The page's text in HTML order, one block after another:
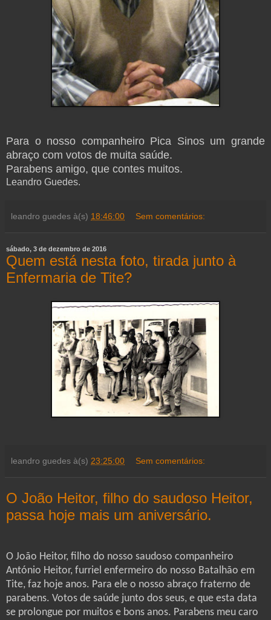
Para o nosso companheiro Pica Sinos um grande
abraço com votos de muita saúde.
Parabens amigo, que contes muitos.
Leandro Guedes.
leandro guedes à(s) 18:46:00 Sem comentários:
sábado, 3 de dezembro de 2016
Quem está nesta foto, tirada junto à
Enfermaria de Tite?
leandro guedes à(s) 23:25:00 Sem comentários:
O João Heitor, filho do saudoso Heitor,
passa hoje mais um aniversário.
O João Heitor, filho do nosso saudoso companheiro
António Heitor, furriel enfermeiro do nosso Batalhão em
Tite, faz hoje anos. Para ele o nosso abraço fraterno de
parabens. Votos de saúde junto dos seus, e que esta data
se prolongue por muitos e bons anos. Parabens meu caro